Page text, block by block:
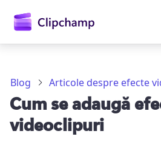
principal
Blog Articole despre efecte
Cum se adaugă
videoclipuri